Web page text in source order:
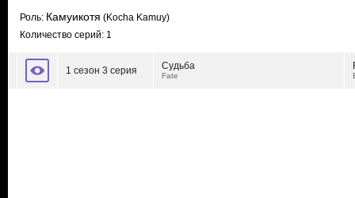
Роль: Камуикотя (Kocha Kamuy)
Количество серий: 1
1 сезон 3 серия Судьба
Fate